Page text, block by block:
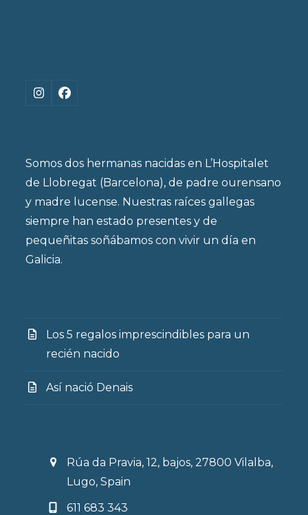
Instagram
Facebook
Somos dos hermanas nacidas en L’Hospitalet
de Llobregat (Barcelona), de padre ourensano
y madre lucense. Nuestras raíces gallegas
siempre han estado presentes y de
pequeñitas soñábamos con vivir un día en
Galicia.
Los 5 regalos imprescindibles para un
recién nacido
Así nació Denais
Rúa da Pravia, 12, bajos, 27800 Vilalba,
Lugo, Spain
611 683 343